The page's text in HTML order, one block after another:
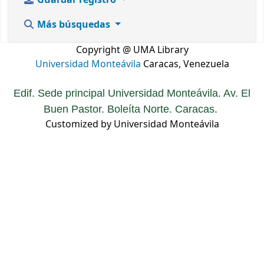
Más búsquedas
Copyright @ UMA Library
Universidad Monteávila Caracas, Venezuela
Edif. Sede principal Universidad Monteávila. Av. El
Buen Pastor. Boleíta Norte. Caracas.
Customized by Universidad Monteávila